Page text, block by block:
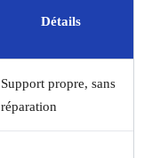
Détails
Support propre, sans
réparation